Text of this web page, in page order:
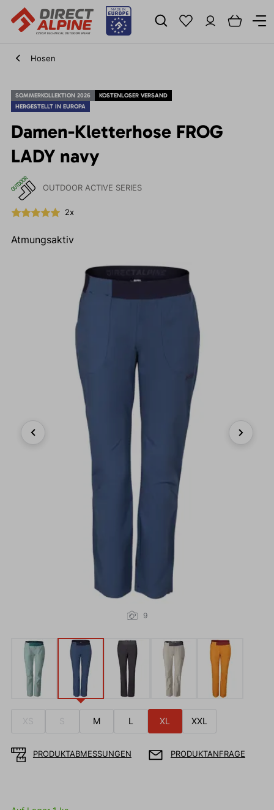
Hosen
SOMMERKOLLEKTION 2026
KOSTENLOSER VERSAND
HERGESTELLT IN EUROPA
Damen-Kletterhose FROG
LADY navy
OUTDOOR ACTIVE SERIES
2x
Atmungsaktiv
9
XS S M L XL XXL
PRODUKTABMESSUNGEN PRODUKTANFRAGE